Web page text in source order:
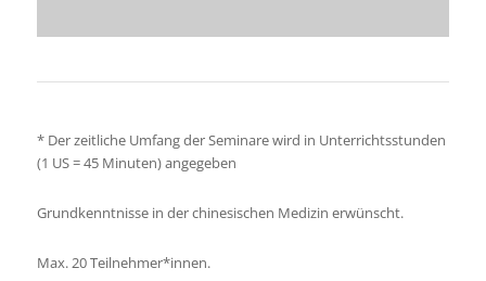
* Der zeitliche Umfang der Seminare wird in Unterrichtsstunden
(1 US = 45 Minuten) angegeben
Grundkenntnisse in der chinesischen Medizin erwünscht.
Max. 20 Teilnehmer*innen.